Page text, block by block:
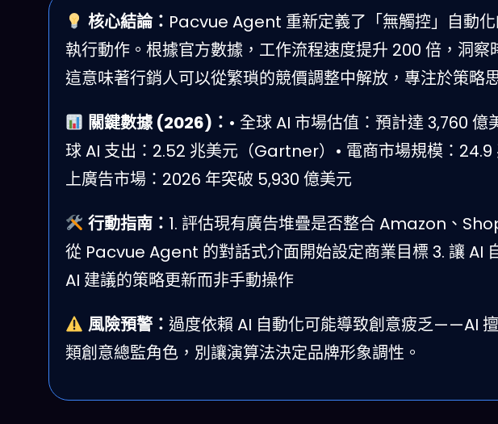
核心結論： Pacvue Agent 重新定義了「無觸控」自動
執行動作。根據官方數據，工作流程速度提升 200 倍，洞
這意味著行銷人可以從繁瑣的競價調整中解放，專注於策略
關鍵數據 (2026)： • 全球 AI 市場估值：預計達 3,760
球 AI 支出：2.52 兆美元（Gartner）• 電商市場規模：
上廣告市場：2026 年突破 5,930 億美元
行動指南： 1. 評估現有廣告堆疊是否整合 Amazon、
從 Pacvue Agent 的對話式介面開始設定商業目標 3. 讓 AI
AI 建議的策略更新而非手動操作
風險預警： 過度依賴 AI 自動化可能導致創意疲乏——AI
類創意總監角色，別讓演算法決定品牌形象調性。